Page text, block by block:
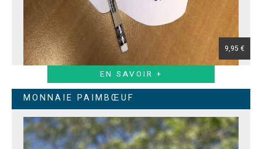
EN SAVOIR +
9,95 €
MONNAIE PAIMBŒUF